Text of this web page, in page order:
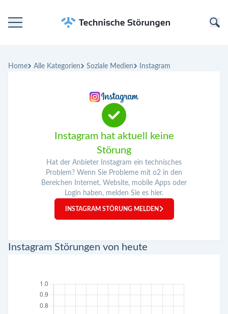
Kategorien
Home Alle Kategorien Soziale Medien Instagram
Instagram hat aktuell keine
Störung
Hat der Anbieter Instagram ein technisches
Problem? Wenn Sie Probleme mit o2 in den
Bereichen Internet, Website, mobile Apps oder
Login haben, melden Sie es hier.
INSTAGRAM STÖRUNG MELDEN
Instagram Störungen von heute